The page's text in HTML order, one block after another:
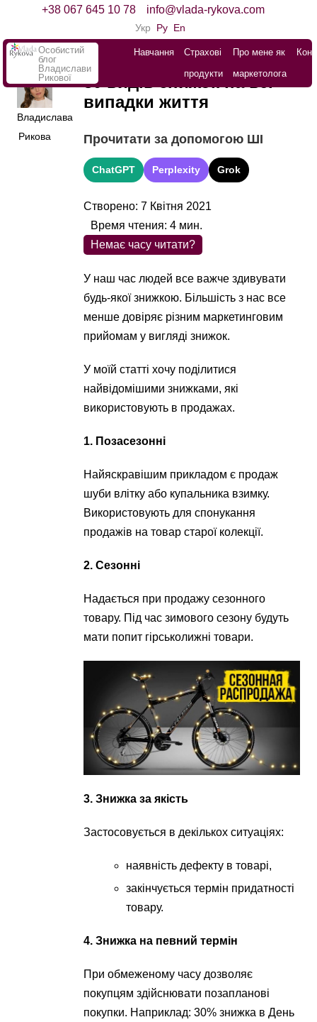
+38 067 645 10 78 info@vlada-rykova.com
Укр Ру En
Особистий
блог
Владислави
Рикової
Навчання
Страхові
продукти
Про мене як
маркетолога
Владислава
Рикова
30 видів знижок на всі
випадки життя
Прочитати за допомогою ШІ
ChatGPT Perplexity Grok
Створено: 7 Квітня 2021
Немає часу читати?
Время чтения:4 мин.
У наш час людей все важче здивувати
будь-якої знижкою. Більшість з нас все
менше довіряє різним маркетинговим
прийомам у вигляді знижок.
У моїй статті хочу поділитися
найвідомішими знижками, які
використовують в продажах.
1. Позасезонні
Найяскравішим прикладом є продаж
шуби влітку або купальника взимку.
Використовують для спонукання
продажів на товар старої колекції.
2. Сезонні
Надається при продажу сезонного
товару. Під час зимового сезону будуть
мати попит гірськолижні товари.
3. Знижка за якість
Застосовується в декількох ситуаціях:
наявність дефекту в товарі,
закінчується термін придатності
товару.
4. Знижка на певний термін
При обмеженому часу дозволяє
покупцям здійснювати позапланові
покупки. Наприклад: 30% знижка в День